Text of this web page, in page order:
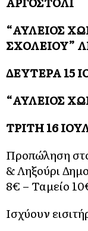
“ΑΥΛΕΙΟΣ
ΣΧΟΛΕΙΟΥ”
ΔΕΥΤΕΡΑ 15
“ΑΥΛΕΙΟΣ
ΤΡΙΤΗ 16
Προπώληση
& Ληξούρι
8€ – Ταμείο
Ισχύουν